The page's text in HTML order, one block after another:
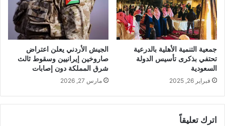
جمعية التنمية الأهلية بالدرعية
تحتفي بذكرى تأسيس الدولة
السعودية
فبراير 26, 2025
الجيش الأردني يعلن اعتراض
صاروخين إيرانيين وسقوط ثالث
شرق المملكة دون إصابات
مارس 27, 2026
اترك تعليقاً